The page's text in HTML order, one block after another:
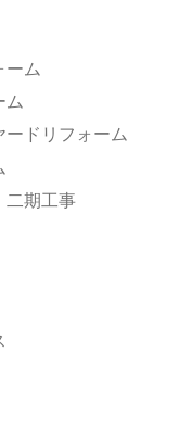
ーム
ム
ードリフォーム
二期工事